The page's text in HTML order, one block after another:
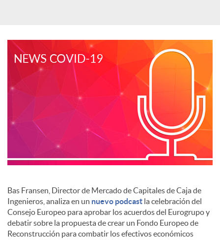
S
o
c
i
a
l
e
Bas Fransen, Director de Mercado de Capitales de Caja de
Ingenieros, analiza en un nuevo podcast la celebración del
Consejo Europeo para aprobar los acuerdos del Eurogrupo y
debatir sobre la propuesta de crear un Fondo Europeo de
Reconstrucción para combatir los efectivos económicos